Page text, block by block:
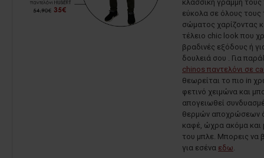
κλασσική γραμμή τους
εύκολα σε όλους τους
σώματος χαρίζοντας
τέλειο chic look που
βραδινές εξόδους ή
δουλειά σου . Για
chinos παντελόνι σε
θεωρείται το πιο in
φετινό χειμώνα και
απογειωθεί
θερμών αποχρώσεων
καφέ, ώχρα ακόμα και
του μπλε. Μπορεις να
για εσένα εδω